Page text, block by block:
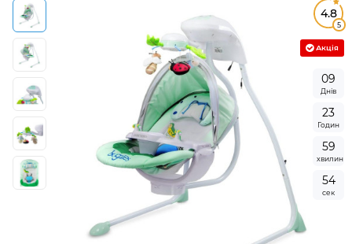
4.8
5
Акція
09
Днів
23
Годин
59
хвилин
54
сек